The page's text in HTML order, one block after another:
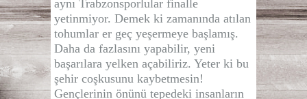
aynı Trabzonsporlular finalle
yetinmiyor. Demek ki zamanında atılan
tohumlar er geç yeşermeye başlamış.
Daha da fazlasını yapabilir, yeni
başarılara yelken açabiliriz. Yeter ki bu
şehir coşkusunu kaybetmesin!
Gençlerinin önünü tepedeki insanların